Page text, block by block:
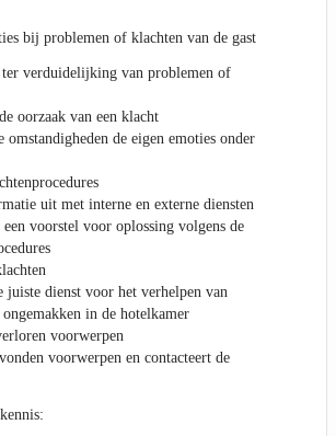
bij problemen of klachten van de gast
ter verduidelijking van problemen of
oorzaak van een klacht
de eigen emoties onder
uit met interne en externe diensten
een voorstel voor oplossing volgens de
juiste dienst voor het verhelpen van
in de hotelkamer
voorwerpen
voorwerpen en contacteert de